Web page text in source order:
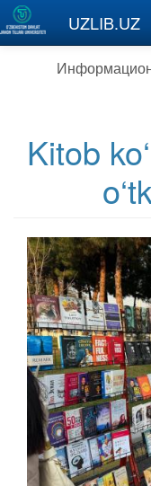
Перейти к основному
UZLIB.UZ
Kitob